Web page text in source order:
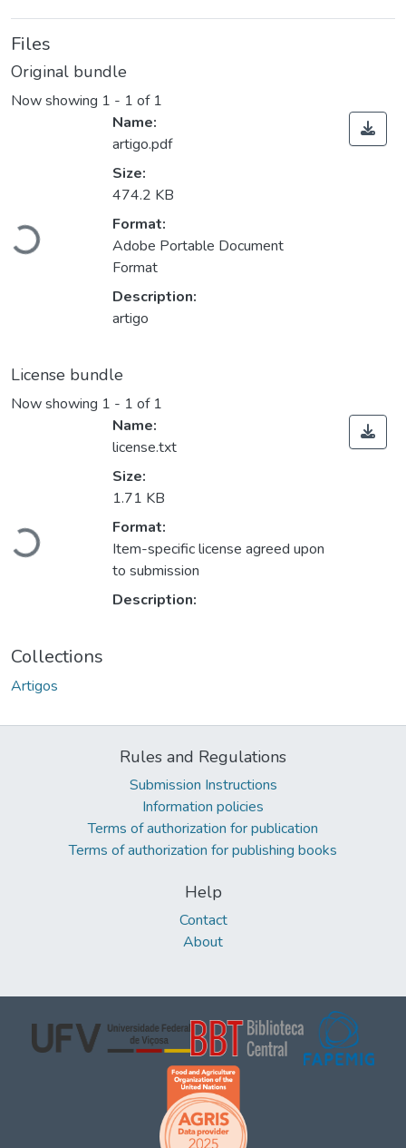
Files
Original bundle
Now showing 1 - 1 of 1
Loading...
Name:
artigo.pdf
Size:
474.2 KB
Format:
Adobe Portable Document
Format
Description:
artigo
License bundle
Now showing 1 - 1 of 1
Loading...
Name:
license.txt
Size:
1.71 KB
Format:
Item-specific license agreed upon
to submission
Description:
Collections
Artigos
Rules and Regulations
Submission Instructions
Information policies
Terms of authorization for publication
Terms of authorization for publishing books
Help
Contact
About